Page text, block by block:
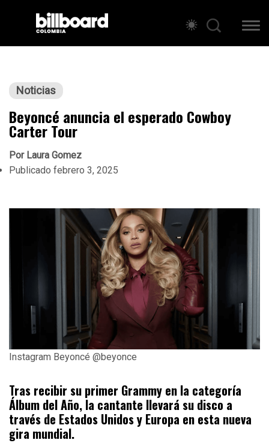
Noticias
Beyoncé anuncia el esperado Cowboy
Carter Tour
PorLaura Gomez
Publicado febrero 3, 2025
Instagram Beyoncé @beyonce
Tras recibir su primer Grammy en la categoría
Álbum del Año, la cantante llevará su disco a
través de Estados Unidos y Europa en esta nueva
gira mundial.